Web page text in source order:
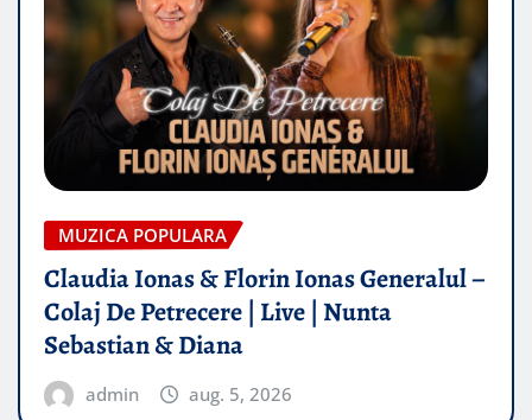
MUZICA POPULARA
Claudia Ionas & Florin Ionas Generalul –
Colaj De Petrecere | Live | Nunta
Sebastian & Diana
admin aug. 5, 2026